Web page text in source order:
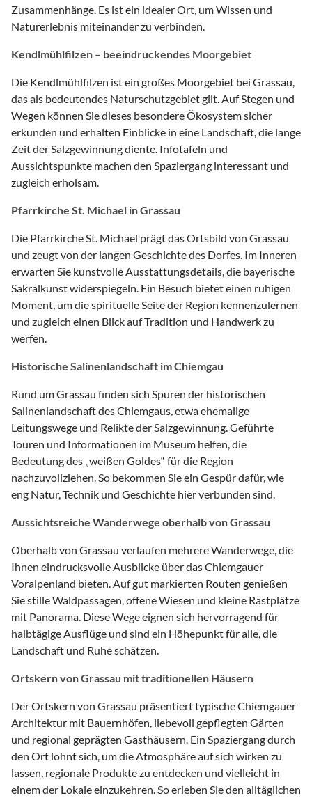
Zusammenhänge. Es ist ein idealer Ort, um Wissen und
Naturerlebnis miteinander zu verbinden.
Kendlmühlfilzen – beeindruckendes Moorgebiet
Die Kendlmühlfilzen ist ein großes Moorgebiet bei Grassau,
das als bedeutendes Naturschutzgebiet gilt. Auf Stegen und
Wegen können Sie dieses besondere Ökosystem sicher
erkunden und erhalten Einblicke in eine Landschaft, die lange
Zeit der Salzgewinnung diente. Infotafeln und
Aussichtspunkte machen den Spaziergang interessant und
zugleich erholsam.
Pfarrkirche St. Michael in Grassau
Die Pfarrkirche St. Michael prägt das Ortsbild von Grassau
und zeugt von der langen Geschichte des Dorfes. Im Inneren
erwarten Sie kunstvolle Ausstattungsdetails, die bayerische
Sakralkunst widerspiegeln. Ein Besuch bietet einen ruhigen
Moment, um die spirituelle Seite der Region kennenzulernen
und zugleich einen Blick auf Tradition und Handwerk zu
werfen.
Historische Salinenlandschaft im Chiemgau
Rund um Grassau finden sich Spuren der historischen
Salinenlandschaft des Chiemgaus, etwa ehemalige
Leitungswege und Relikte der Salzgewinnung. Geführte
Touren und Informationen im Museum helfen, die
Bedeutung des „weißen Goldes“ für die Region
nachzuvollziehen. So bekommen Sie ein Gespür dafür, wie
eng Natur, Technik und Geschichte hier verbunden sind.
Aussichtsreiche Wanderwege oberhalb von Grassau
Oberhalb von Grassau verlaufen mehrere Wanderwege, die
Ihnen eindrucksvolle Ausblicke über das Chiemgauer
Voralpenland bieten. Auf gut markierten Routen genießen
Sie stille Waldpassagen, offene Wiesen und kleine Rastplätze
mit Panorama. Diese Wege eignen sich hervorragend für
halbtägige Ausflüge und sind ein Höhepunkt für alle, die
Landschaft und Ruhe schätzen.
Ortskern von Grassau mit traditionellen Häusern
Der Ortskern von Grassau präsentiert typische Chiemgauer
Architektur mit Bauernhöfen, liebevoll gepflegten Gärten
und regional geprägten Gasthäusern. Ein Spaziergang durch
den Ort lohnt sich, um die Atmosphäre auf sich wirken zu
lassen, regionale Produkte zu entdecken und vielleicht in
einem der Lokale einzukehren. So erleben Sie den alltäglichen